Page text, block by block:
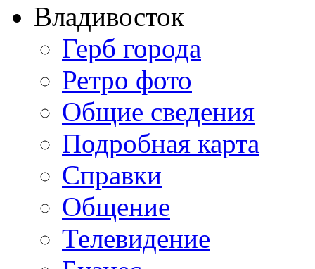
Владивосток
Герб города
Ретро фото
Общие сведения
Подробная карта
Справки
Общение
Телевидение